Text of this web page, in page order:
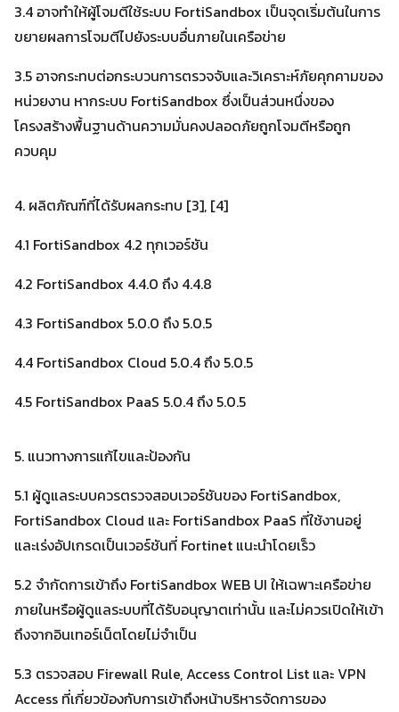
for:
Search
3.4 อาจทำให้ผู้โจมตีใช้ระบบ FortiSandbox เป็นจุดเริ่มต้นในการ
ขยายผลการโจมตีไปยังระบบอื่นภายในเครือข่าย
3.5 อาจกระทบต่อกระบวนการตรวจจับและวิเคราะห์ภัยคุกคามของ
หน่วยงาน หากระบบ FortiSandbox ซึ่งเป็นส่วนหนึ่งของ
โครงสร้างพื้นฐานด้านความมั่นคงปลอดภัยถูกโจมตีหรือถูก
ควบคุม
4. ผลิตภัณฑ์ที่ได้รับผลกระทบ [3], [4]
4.1 FortiSandbox 4.2 ทุกเวอร์ชัน
4.2 FortiSandbox 4.4.0 ถึง 4.4.8
4.3 FortiSandbox 5.0.0 ถึง 5.0.5
4.4 FortiSandbox Cloud 5.0.4 ถึง 5.0.5
4.5 FortiSandbox PaaS 5.0.4 ถึง 5.0.5
5. แนวทางการแก้ไขและป้องกัน
5.1 ผู้ดูแลระบบควรตรวจสอบเวอร์ชันของ FortiSandbox,
FortiSandbox Cloud และ FortiSandbox PaaS ที่ใช้งานอยู่
และเร่งอัปเกรดเป็นเวอร์ชันที่ Fortinet แนะนำโดยเร็ว
5.2 จำกัดการเข้าถึง FortiSandbox WEB UI ให้เฉพาะเครือข่าย
ภายในหรือผู้ดูแลระบบที่ได้รับอนุญาตเท่านั้น และไม่ควรเปิดให้เข้า
ถึงจากอินเทอร์เน็ตโดยไม่จำเป็น
5.3 ตรวจสอบ Firewall Rule, Access Control List และ VPN
Access ที่เกี่ยวข้องกับการเข้าถึงหน้าบริหารจัดการของ